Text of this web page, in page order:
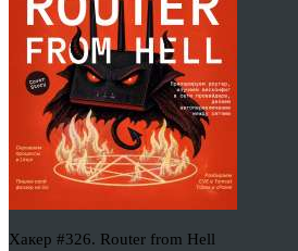
Хакер #326. Router from Hell